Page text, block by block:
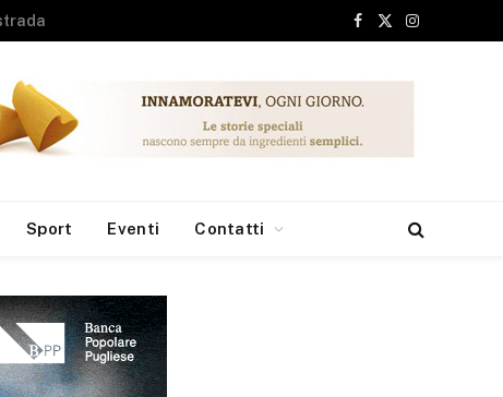
Facebook
X
Instagram
Sport Eventi Contatti